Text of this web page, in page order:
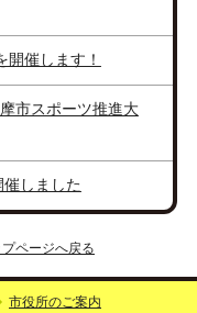
催します！
市スポーツ推進大
催しました
プページへ戻る
市役所のご案内